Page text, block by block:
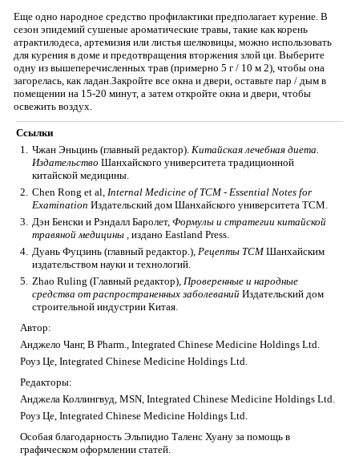
Еще одно народное средство профилактики предполагает курение. В
сезон эпидемий сушеные ароматические травы, такие как корень
атрактилодеса, артемизия или листья шелковицы, можно использовать
для курения в доме и предотвращения вторжения злой ци. Выберите
одну из вышеперечисленных трав (примерно 5 г / 10 м 2), чтобы она
загорелась, как ладан.Закройте все окна и двери, оставьте пар / дым в
помещении на 15-20 минут, а затем откройте окна и двери, чтобы
освежить воздух.
Ссылки
1. Чжан Эньцинь (главный редактор). Китайская лечебная диета.
Издательство Шанхайского университета традиционной
китайской медицины.
2. Chen Rong et al, Internal Medicine of TCM - Essential Notes for
Examination Издательский дом Шанхайского университета TCM.
3. Дэн Бенски и Рэндалл Баролет, Формулы и стратегии китайской
травяной медицины , издано Eastland Press.
4. Дуань Фуцзинь (главный редактор.), Рецепты TCMШанхайским
издательством науки и технологий.
5. Zhao Ruling (Главный редактор), Проверенные и народные
средства от распространенных заболеваний Издательский дом
строительной индустрии Китая.
Автор:
Анджело Чанг, B Pharm., Integrated Chinese Medicine Holdings Ltd.
Роуз Це, Integrated Chinese Medicine Holdings Ltd.
Редакторы:
Анджела Коллингвуд, MSN, Integrated Chinese Medicine Holdings Ltd.
Роуз Це, Integrated Chinese Medicine Holdings Ltd.
Особая благодарность Эльпидио Таленс Хуану за помощь в
графическом оформлении статей.